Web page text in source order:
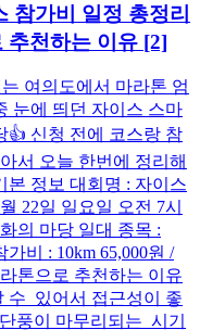
참가비 일정 총정리
추천하는 이유 [2]
여의도에서 마라톤 엄
눈에 띄던 자이스 스마
👍 신청 전에 코스랑 참
서 오늘 한번에 정리해
본 정보 대회명 : 자이스
22일 일요일 오전 7시
의 마당 일대 종목 :
가비 : 10km 65,000원 /
톤으로 추천하는 이유
수 있어서 접근성이 좋
풍이 마무리되는 시기